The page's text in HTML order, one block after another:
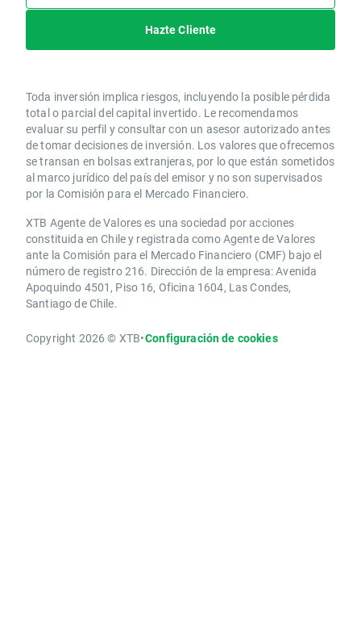
Hazte Cliente
Toda inversión implica riesgos, incluyendo la posible pérdida
total o parcial del capital invertido. Le recomendamos
evaluar su perfil y consultar con un asesor autorizado antes
de tomar decisiones de inversión. Los valores que ofrecemos
se transan en bolsas extranjeras, por lo que están sometidos
al marco jurídico del país del emisor y no son supervisados
por la Comisión para el Mercado Financiero.
XTB Agente de Valores es una sociedad por acciones
constituida en Chile y registrada como Agente de Valores
ante la Comisión para el Mercado Financiero (CMF) bajo el
número de registro 216. Dirección de la empresa: Avenida
Apoquindo 4501, Piso 16, Oficina 1604, Las Condes,
Santiago de Chile.
Copyright 2026 © XTB•Configuración de cookies